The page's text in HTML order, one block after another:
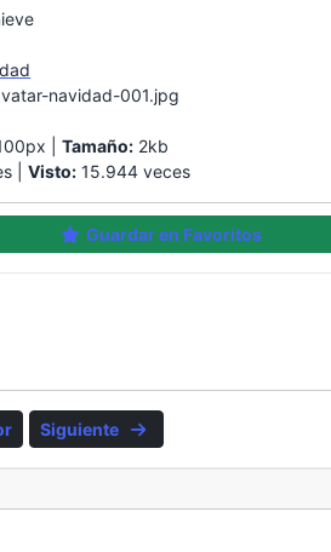
navidad-001.jpg
|Tamaño: 2kb
|Visto: 15.944 veces
Guardar en Favoritos
Siguiente